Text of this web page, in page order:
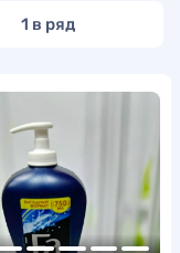
1 в ряд